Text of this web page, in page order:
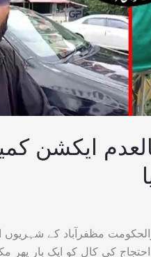
ایکشن
مظفرآباد کے شہریوں
کی کال کو ایک بار پھر